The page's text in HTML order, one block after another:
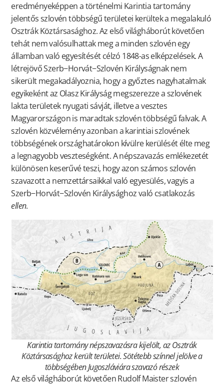
eredményeképpen a történelmi Karintia tartomány
jelentős szlovén többségű területei kerültek a megalakuló
Osztrák Köztársasághoz. Az első világháborút követően
tehát nem valósulhattak meg a minden szlovén egy
államban való egyesítését célzó 1848-as elképzelések. A
létrejövő Szerb−Horvát−Szlovén Királyságnak nem
sikerült megakadályoznia, hogy a győztes nagyhatalmak
egyikeként az Olasz Királyság megszerezze a szlovének
lakta területek nyugati sávját, illetve a vesztes
Magyarországon is maradtak szlovén többségű falvak. A
szlovén közvélemény azonban a karintiai szlovének
többségének országhatárokon kívülre kerülését élte meg
a legnagyobb veszteségként. A népszavazás emlékezetét
különösen keserűvé teszi, hogy azon számos szlovén
szavazott a nemzettársaikkal való egyesülés, vagyis a
Szerb−Horvát−Szlovén Királysághoz való csatlakozás
ellen.
Karintia tartomány népszavazásra kijelölt, az Osztrák
Köztársasághoz került területei. Sötétebb színnel jelölve a
többségében Jugoszláviára szavazó részek
Az első világháborút követően Rudolf Maister szlovén